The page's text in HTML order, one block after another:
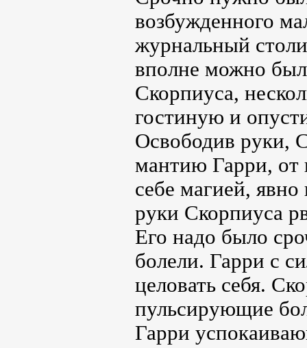
возбужденного
журнальный
вполне можно
Скорпиуса,
гостиную и
Освободив руки,
мантию Гарри, от
себе магией,
руки Скорпиуса
Его надо было
болели. Гарри с
целовать себя.
пульсирующие
Гарри